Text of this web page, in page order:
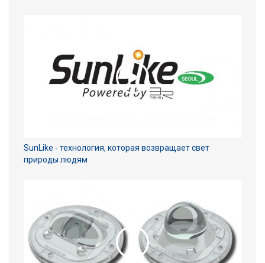
SunLike - технология, которая возвращает свет
природы людям